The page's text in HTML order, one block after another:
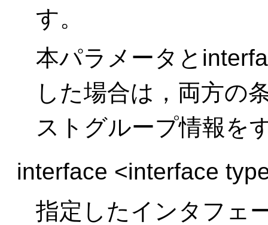
す。
本パラメータと
した場合は，両方の
ストグループ情報を
interface <interface
指定したインタフェ